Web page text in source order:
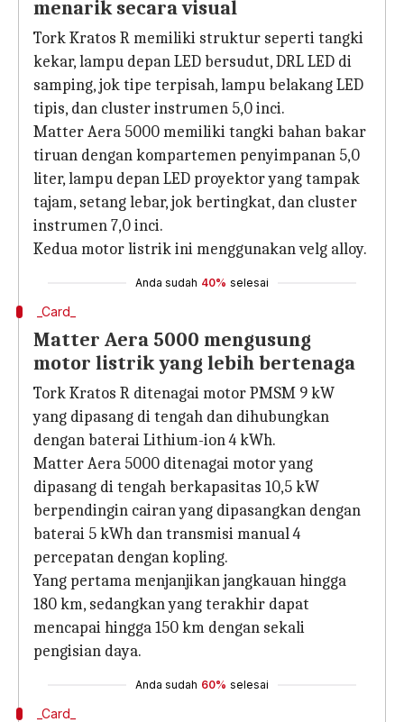
menarik secara visual
Tork Kratos R memiliki struktur seperti tangki
kekar, lampu depan LED bersudut, DRL LED di
samping, jok tipe terpisah, lampu belakang LED
tipis, dan cluster instrumen 5,0 inci.
Matter Aera 5000 memiliki tangki bahan bakar
tiruan dengan kompartemen penyimpanan 5,0
liter, lampu depan LED proyektor yang tampak
tajam, setang lebar, jok bertingkat, dan cluster
instrumen 7,0 inci.
Kedua motor listrik ini menggunakan velg alloy.
Anda sudah 40% selesai
_Card_
Matter Aera 5000 mengusung
motor listrik yang lebih bertenaga
Tork Kratos R ditenagai motor PMSM 9 kW
yang dipasang di tengah dan dihubungkan
dengan baterai Lithium-ion 4 kWh.
Matter Aera 5000 ditenagai motor yang
dipasang di tengah berkapasitas 10,5 kW
berpendingin cairan yang dipasangkan dengan
baterai 5 kWh dan transmisi manual 4
percepatan dengan kopling.
Yang pertama menjanjikan jangkauan hingga
180 km, sedangkan yang terakhir dapat
mencapai hingga 150 km dengan sekali
pengisian daya.
Anda sudah 60% selesai
_Card_